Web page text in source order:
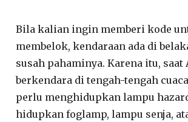
Bila kalian ingin memberi kode
membelok, kendaraan ada di
susah pahaminya. Karena itu, saat
berkendara di tengah-tengah
perlu menghidupkan lampu
hidupkan foglamp, lampu senja,